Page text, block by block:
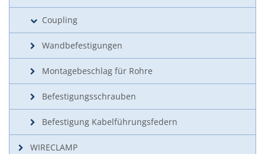
Coupling
Wandbefestigungen
Montagebeschlag für Rohre
Befestigungsschrauben
Befestigung Kabelführungsfedern
WIRECLAMP